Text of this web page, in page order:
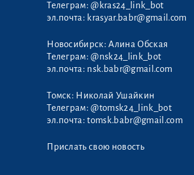
Телеграм:@kras24_link_bot
эл.почта: krasyar.babr@gmail.com
Новосибирск: Алина Обская
Телеграм:@nsk24_link_bot
эл.почта: nsk.babr@gmail.com
Томск: Николай Ушайкин
Телеграм:@tomsk24_link_bot
эл.почта:tomsk.babr@gmail.com
Прислать свою новость